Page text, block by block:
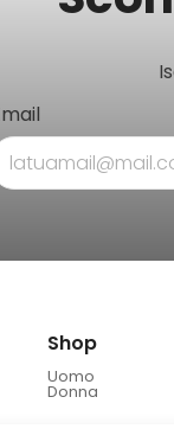
Shop
Uomo
Donna